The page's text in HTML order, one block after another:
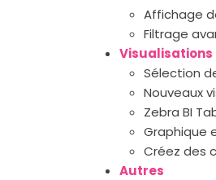
Affichage
Filtrage
Visualisations
Sélection
Nouveaux
Zebra BI
Graphique
Créez des
Autres